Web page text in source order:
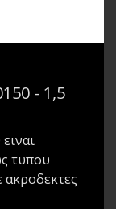
- 1,5
τυπου
ακροδεκτες